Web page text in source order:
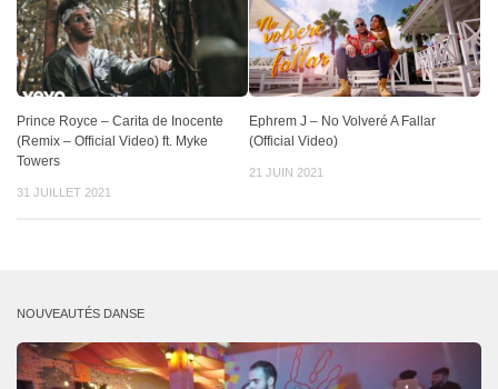
Prince Royce – Carita de Inocente
(Remix – Official Video) ft. Myke
Towers
31 JUILLET 2021
Ephrem J – No Volveré A Fallar
(Official Video)
21 JUIN 2021
NOUVEAUTÉS DANSE